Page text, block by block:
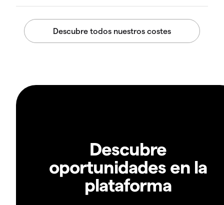
Descubre
oportunidades en la
plataforma